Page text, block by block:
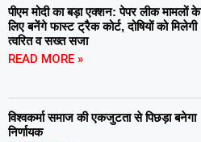
पीएम मोदी का बड़ा एक्शन: पेपर लीक मामलों के
लिए बनेंगे फास्ट ट्रैक कोर्ट, दोषियों को मिलेगी
त्वरित व सख्त सजा
READ MORE »
विश्वकर्मा समाज की एकजुटता से पिछड़ा बनेगा
निर्णायक